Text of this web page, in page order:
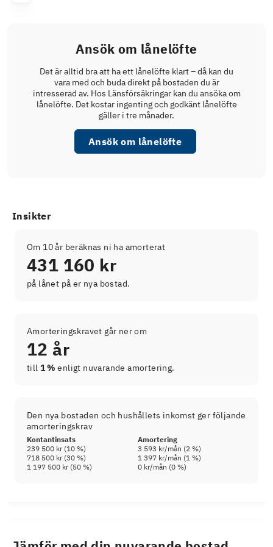
Ansök om lånelöfte
Det är alltid bra att ha ett lånelöfte klart – då kan du
vara med och buda direkt på bostaden du är
intresserad av. Hos Länsförsäkringar kan du ansöka om
lånelöfte. Det kostar ingenting och godkänt lånelöfte
gäller i tre månader.
Ansök om lånelöfte
Insikter
Om 10 år beräknas ni ha amorterat
431 160 kr
på lånet på er nya bostad.
Amorteringskravet går ner om
12 år
till 1 % enligt nuvarande amortering.
Den nya bostaden och hushållets inkomst ger följande
amorteringskrav
Kontantinsats
Amortering
239 500 kr(10 %) 3 593 kr/mån (2 %)
718 500 kr(30 %) 1 397 kr/mån (1 %)
1 197 500 kr(50 %) 0 kr/mån (0 %)